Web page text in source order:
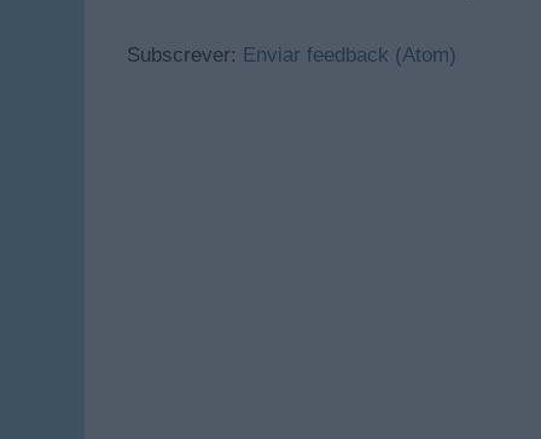
Subscrever: Enviar feedback (Atom)